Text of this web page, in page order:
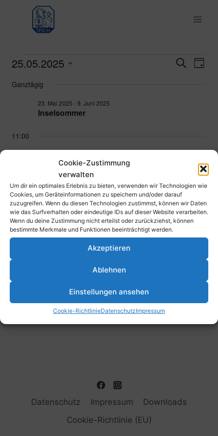
Cookie-Zustimmung
verwalten
Um dir ein optimales Erlebnis zu bieten, verwenden wir Technologien wie
Cookies, um Geräteinformationen zu speichern und/oder darauf
zuzugreifen. Wenn du diesen Technologien zustimmst, können wir Daten
wie das Surfverhalten oder eindeutige IDs auf dieser Website verarbeiten.
Wenn du deine Zustimmung nicht erteilst oder zurückziehst, können
bestimmte Merkmale und Funktionen beeinträchtigt werden.
Akzeptieren
Ablehnen
Einstellungen ansehen
Cookie-RichtlinieDatenschutzImpressum
springen
Veranstaltungen
für
Mai
SucheTag
25.05.2025
wählen.
Ganztägig
Inselsommer
23. Mai 2025 - 9. Juni 2025
11:00
wU16 Oberliga TFC Ludwigshafen – TG
Worms
Parkstraße 43, 67061 Ludwigshafen am Rhein, Deutschland
Vorheriger Tag Nächster Tag
Datenschutz Impressum
Downloads
Cookie-Richtlinie (EU)